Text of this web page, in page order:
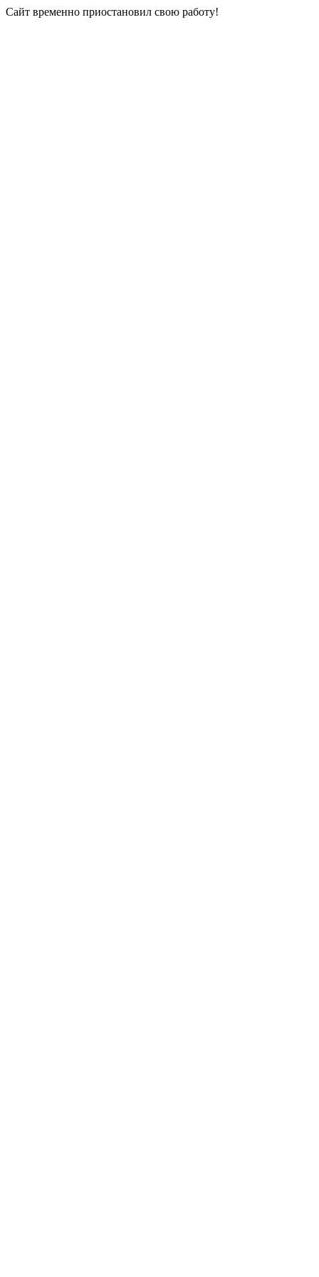
Сайт временно приостановил свою работу!